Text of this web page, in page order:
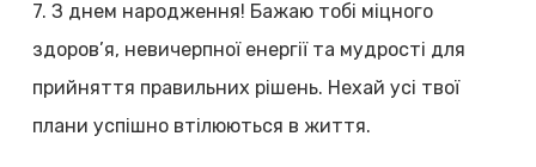
7. З днем народження! Бажаю тобі міцного
здоров’я, невичерпної енергії та мудрості для
прийняття правильних рішень. Нехай усі твої
плани успішно втілюються в життя.